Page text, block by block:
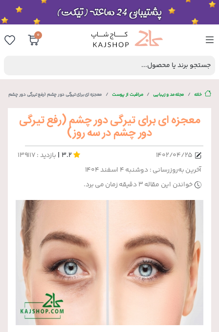
0
جستجو برند یا محصول...
خانه مجله مد و زیبایی مراقبت از پوست معجزه ای برای تیرگی دور چشم (رفع تیرگی دور چشم در
معجزه ای برای تیرگی دور چشم (رفع تیرگی
دور چشم در سه روز)
۱۴۰۲/۰۴/۲۵ 3.2
| بازدید : 139117
آخرین به‌روزرسانی : دوشنبه ۴ اسفند ۱۴۰۴
خواندن این مقاله 3 دقیقه زمان می برد.